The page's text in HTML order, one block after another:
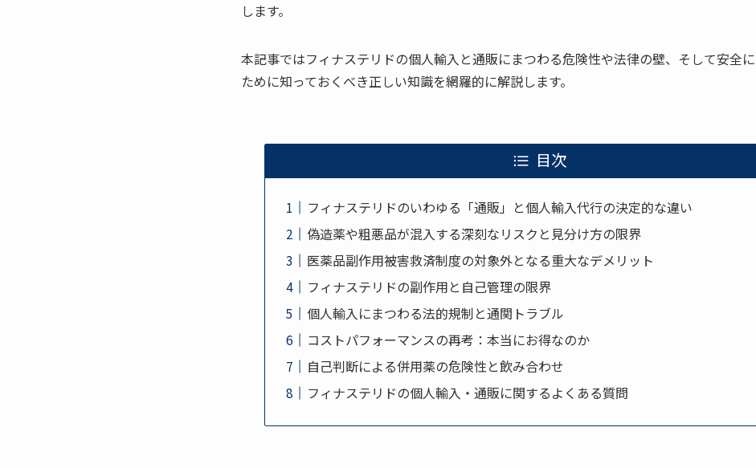
します。
本記事ではフィナステリドの個人輸入と通販にまつわる危険性や法律の壁、そして安全
ために知っておくべき正しい知識を網羅的に解説します。
目次
フィナステリドのいわゆる「通販」と個人輸入代行の決定的な違い
偽造薬や粗悪品が混入する深刻なリスクと見分け方の限界
医薬品副作用被害救済制度の対象外となる重大なデメリット
フィナステリドの副作用と自己管理の限界
個人輸入にまつわる法的規制と通関トラブル
コストパフォーマンスの再考：本当にお得なのか
自己判断による併用薬の危険性と飲み合わせ
フィナステリドの個人輸入・通販に関するよくある質問